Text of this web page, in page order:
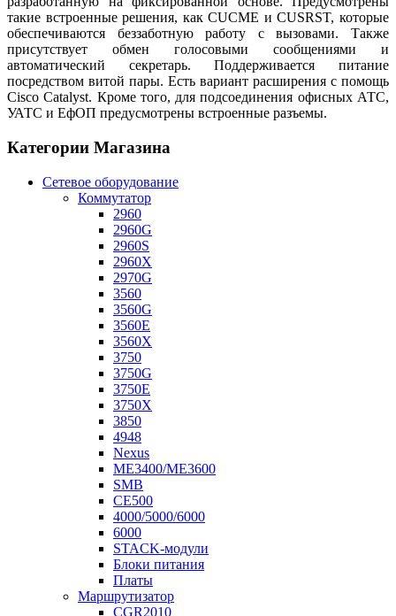
такие встроенные решения, какCUCME иCUSRST, которые
обеспечиваются беззаботную работу с вызовами. Также
присутствует обмен голосовыми сообщениями и
автоматический секретарь. Поддерживается питание
посредством витой пары. Есть вариант расширения с помощь
Cisco Catalyst. Кроме того, для подсоединения офисных АТС,
УАТС и ЕфОП предусмотрены встроенные разъемы.
Категории Магазина
Сетевое оборудование
Коммутатор
2960
2960G
2960S
2960X
2970G
3560
3560G
3560E
3560X
3750
3750G
3750E
3750X
3850
4948
Nexus
ME3400/ME3600
SMB
CE500
4000/5000/6000
6000
STACK-модули
Блоки питания
Платы
Маршрутизатор
CGR2010